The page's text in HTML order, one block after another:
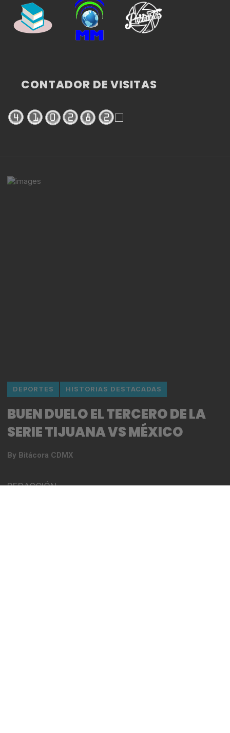
CONTADOR DE VISITAS
DEPORTES HISTORIAS DESTACADAS
BUEN DUELO EL TERCERO DE LA
SERIE TIJUANA VS MÉXICO
REDACCIÓN